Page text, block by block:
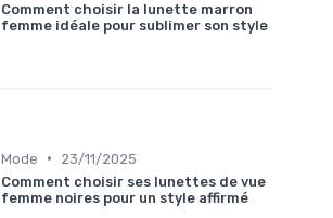
Comment choisir la lunette marron
femme idéale pour sublimer son style
Mode •
23/11/2025
Comment choisir ses lunettes de vue
femme noires pour un style affirmé